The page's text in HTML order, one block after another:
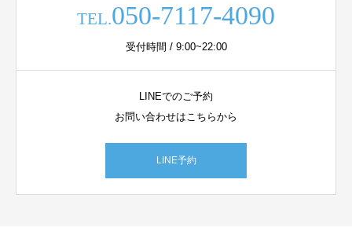
TEL.050-7117-4090
受付時間 / 9:00~22:00
LINEでのご予約
お問い合わせはこちらから
LINE予約